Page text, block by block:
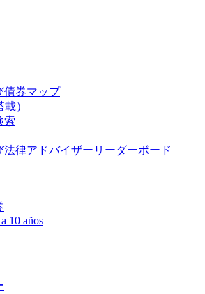
債券マップ
）
索
法律アドバイザーリーダーボード
10 años